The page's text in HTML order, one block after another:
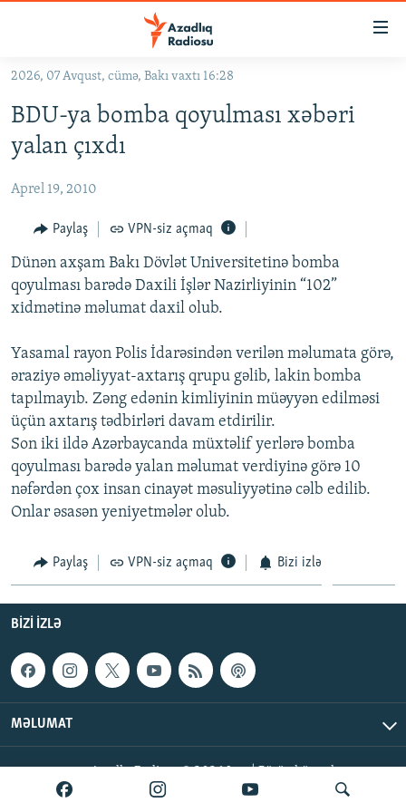
Əsas
qayıt
Əsas
naviqasiyaya
qayıt
#İZAHLA
KORRUPSIOMETR
#ƏSLINDƏ
FƏRQƏ BAX
QANUNI DOĞRU
ARAŞDIRMA
VIDEO
FOTOQALEREYA
İNFOQRAFIKA
KARIKATURA
RADIO ARXIV
OXU ZALI
AZƏRBAYCAN ƏDƏBIYYATI KITABXANASI
İSLAM VƏ DEMOKRATIYA
İZ - MƏDƏNIYYƏT PROQRAMI
HAQQIMIZDA
MISSIYAMIZ
PEŞƏ ETIKASI VƏ JURNALISTIKA STANDARTLARIMIZ
MATERIALLARIMIZDAN ISTIFADƏ
AZADLIQRADIOSU MOBIL TELEFONUNUZDA
BIZIMLƏ ƏLAQƏ
XƏBƏR BÜLLETENLƏRIMIZ
BIZI IZLƏ
RFE/RL-in bütün saytları
2026, 07 Avqust, cümə, Bakı vaxtı 16:28
BDU-ya bomba qoyulması xəbəri
yalan çıxdı
Aprel 19, 2010
Paylaş VPN-siz açmaq
Dünən axşam Bakı Dövlət Universitetinə bomba
qoyulması barədə Daxili İşlər Nazirliyinin “102”
xidmətinə məlumat daxil olub.
Yasamal rayon Polis İdarəsindən verilən məlumata görə,
əraziyə əməliyyat-axtarış qrupu gəlib, lakin bomba
tapılmayıb. Zəng edənin kimliyinin müəyyən edilməsi
üçün axtarış tədbirləri davam etdirilir.
Son iki ildə Azərbaycanda müxtəlif yerlərə bomba
qoyulması barədə yalan məlumat verdiyinə görə 10
nəfərdən çox insan cinayət məsuliyyətinə cəlb edilib.
Onlar əsasən yeniyetmələr olub.
Paylaş VPN-siz açmaq Bizi izlə
BIZI IZLƏ
MƏLUMAT
AzadlıqRadiosu © 2026 Inc. | Bütün hüquqlar qorunur